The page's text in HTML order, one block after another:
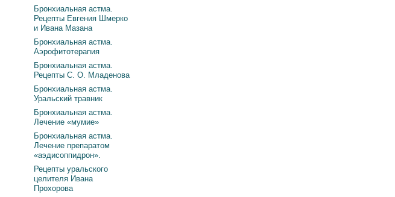
Бронхиальная астма.
Рецепты Евгения Шмерко
и Ивана Мазана
Бронхиальная астма.
Аэрофитотерапия
Бронхиальная астма.
Рецепты С. О. Младенова
Бронхиальная астма.
Уральский травник
Бронхиальная астма.
Лечение «мумие»
Бронхиальная астма.
Лечение препаратом
«аэдисоппидрон».
Рецепты уральского
целителя Ивана
Прохорова